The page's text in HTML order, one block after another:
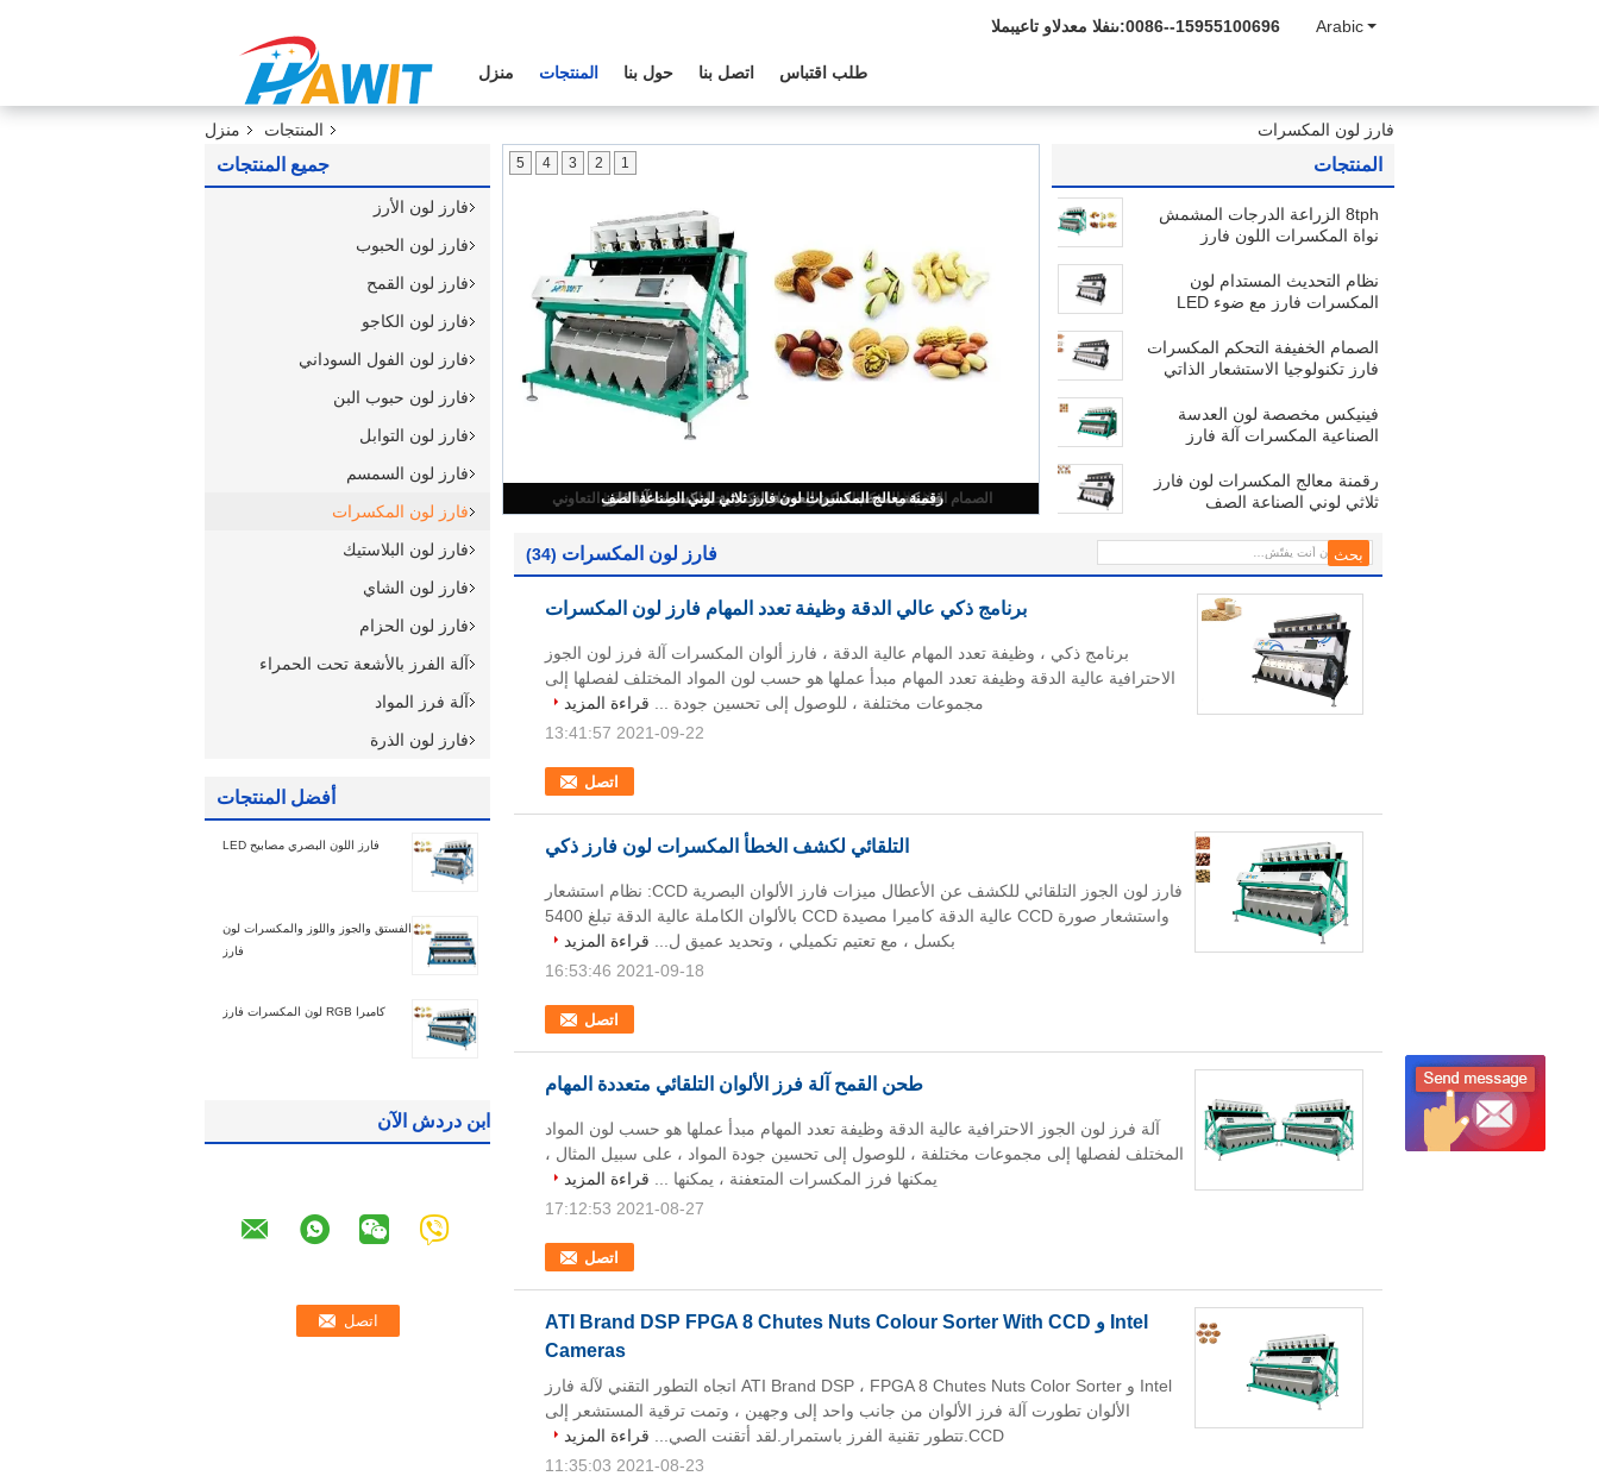
Arabic المبيعات والدعم الفنى:0086--15955100696
منزل المنتجات حول بنا اتصل بنا طلب اقتباس
منزل المنتجات فارز لون المكسرات
جميع المنتجات
فارز لون الأرز
فارز لون الحبوب
فارز لون القمح
فارز لون الكاجو
فارز لون الفول السوداني
فارز لون حبوب البن
فارز لون التوابل
فارز لون السمسم
فارز لون المكسرات
فارز لون البلاستيك
فارز لون الشاي
فارز لون الحزام
آلة الفرز بالأشعة تحت الحمراء
آلة فرز المواد
فارز لون الذرة
أفضل المنتجات
فارز اللون البصري مصابيح LED
الفستق والجوز واللوز والمكسرات لون
فارز
كاميرا RGB لون المكسرات فارز
ابن دردش الآن
8tph الزراعة الدرجات المشمش نواة المكسرات اللون فارز
1
2
3
4
5 المنتجات
8tph الزراعة الدرجات المشمش
نواة المكسرات اللون فارز
نظام التحديث المستدام لون
المكسرات فارز مع ضوء LED
الصمام الخفيفة التحكم المكسرات
فارز تكنولوجيا الاستشعار الذاتي
فينيكس مخصصة لون العدسة
الصناعية المكسرات آلة فارز
رقمنة معالج المكسرات لون فارز
ثلاثي لوني الصناعة الصف
فارز لون المكسرات (34)
برنامج ذكي عالي الدقة وظيفة تعدد المهام فارز لون المكسرات
اتصل
برنامج ذكي ، وظيفة تعدد المهام عالية الدقة ، فارز ألوان المكسرات آلة فرز لون الجوز
الاحترافية عالية الدقة وظيفة تعدد المهام مبدأ عملها هو حسب لون المواد المختلف لفصلها إلى
مجموعات مختلفة ، للوصول إلى تحسين جودة ... قراءة المزيد
2021-09-22 13:41:57
التلقائي لكشف الخطأ المكسرات لون فارز ذكي
اتصل
فارز لون الجوز التلقائي للكشف عن الأعطال ميزات فارز الألوان البصرية CCD: نظام استشعار
واستشعار صورة CCD عالية الدقة كاميرا مصيدة CCD بالألوان الكاملة عالية الدقة تبلغ 5400
بكسل ، مع تعتيم تكميلي ، وتحديد عميق ل... قراءة المزيد
2021-09-18 16:53:46
طحن القمح آلة فرز الألوان التلقائي متعددة المهام
اتصل
آلة فرز لون الجوز الاحترافية عالية الدقة وظيفة تعدد المهام مبدأ عملها هو حسب لون المواد
المختلف لفصلها إلى مجموعات مختلفة ، للوصول إلى تحسين جودة المواد ، على سبيل المثال ،
يمكنها فرز المكسرات المتعفنة ، يمكنها ... قراءة المزيد
2021-08-27 17:12:53
Intel و ATI Brand DSP FPGA 8 Chutes Nuts Colour Sorter With CCD
Cameras
Intel و ATI Brand DSP ، FPGA 8 Chutes Nuts Color Sorter اتجاه التطور التقني لآلة فارز
الألوان تطورت آلة فرز الألوان من جانب واحد إلى وجهين ، وتمت ترقية المستشعر إلى
CCD.تتطور تقنية الفرز باستمرار.لقد أتقنت الصي...
قراءة المزيد
2021-08-23 11:35:03